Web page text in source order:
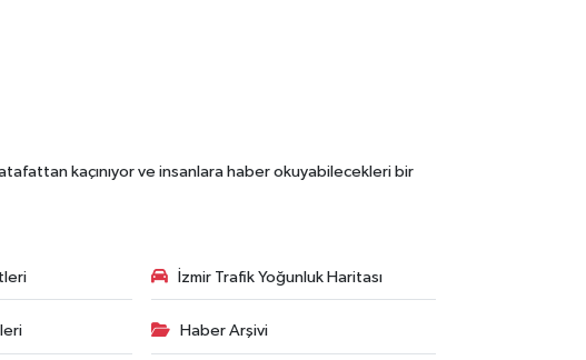
kaçınıyor ve insanlara haber okuyabilecekleri bir
İzmir Trafik Yoğunluk Haritası
Haber Arşivi